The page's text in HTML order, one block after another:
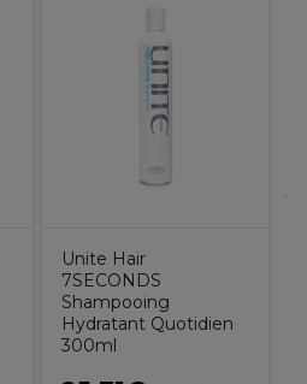
Unite Hair
7SECONDS
Shampooing
Hydratant Quotidien
300ml